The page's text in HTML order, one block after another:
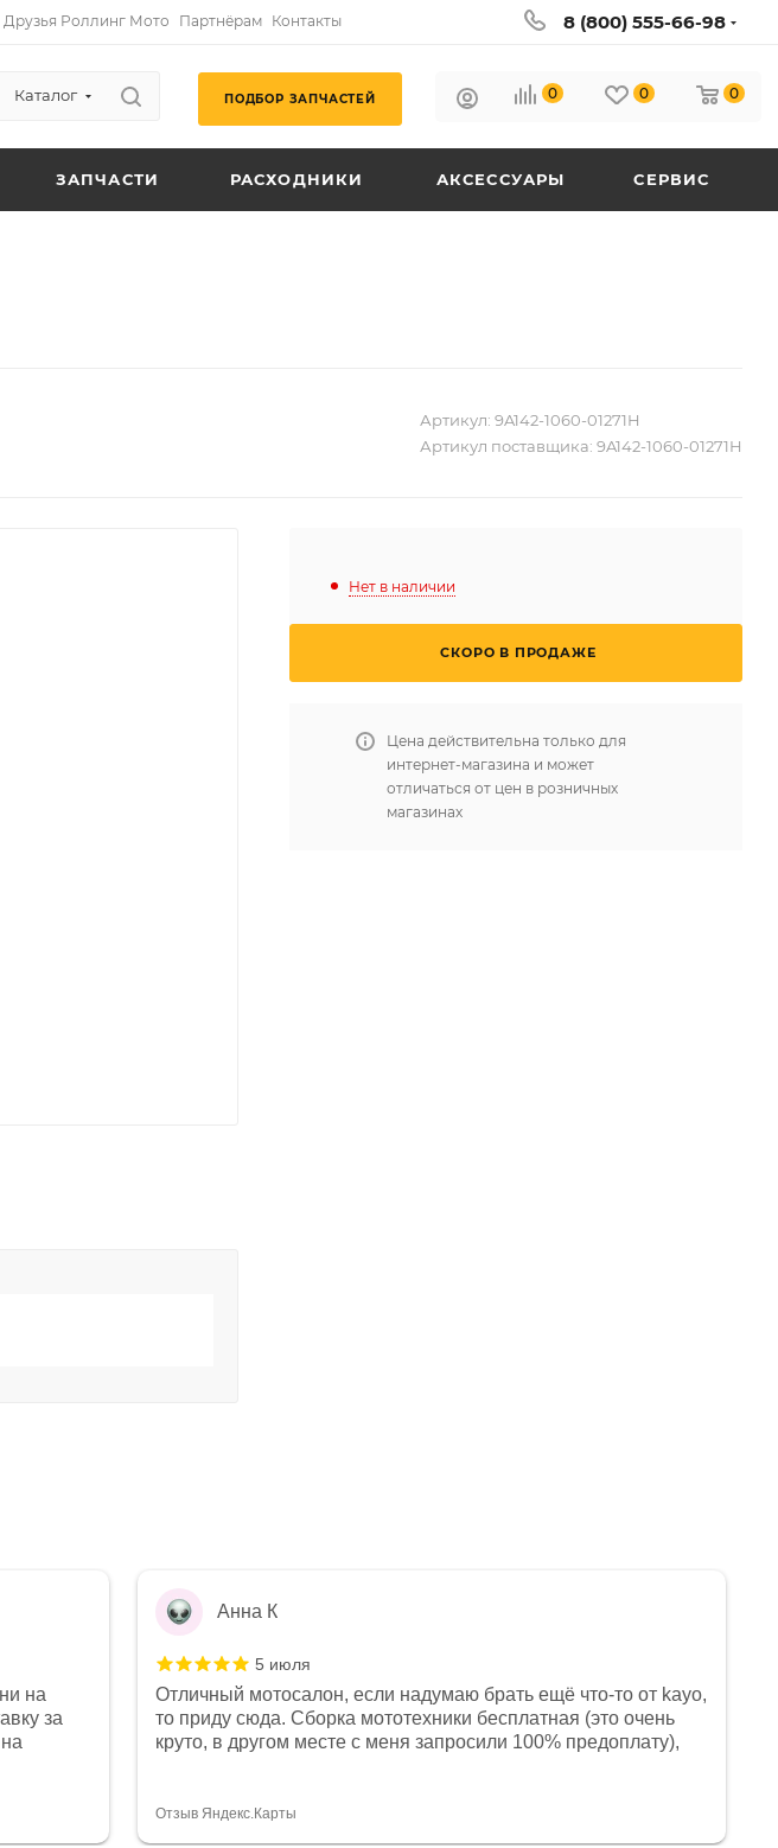
Друзья Роллинг Мото Партнёрам Контакты 8 (800) 555-66-98
Каталог ПОДБОР ЗАПЧАСТЕЙ 0 0 0
ЗАПЧАСТИ РАСХОДНИКИ АКСЕССУАРЫ СЕРВИС
Артикул: 9A142-1060-01271H
Артикул поставщика: 9A142-1060-01271H
Нет в наличии
СКОРО В ПРОДАЖЕ
Цена действительна только для
интернет-магазина и может
отличаться от цен в розничных
магазинах
на
за
Анна К
5 июля
Отличный мотосалон, если надумаю брать ещё что-то от kayo,
то приду сюда. Сборка мототехники бесплатная (это очень
круто, в другом месте с меня запросили 100% предоплату),
спасибо отдельное, всегда на связи, очень детально всё
Отзыв Яндекс.Карты